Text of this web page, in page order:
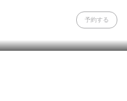
予約する